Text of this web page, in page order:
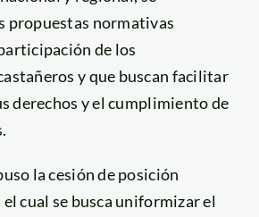
propuestas normativas
de los
y que buscan facilitar
derechos y el cumplimiento de
la cesión de posición
cual se busca uniformizar el